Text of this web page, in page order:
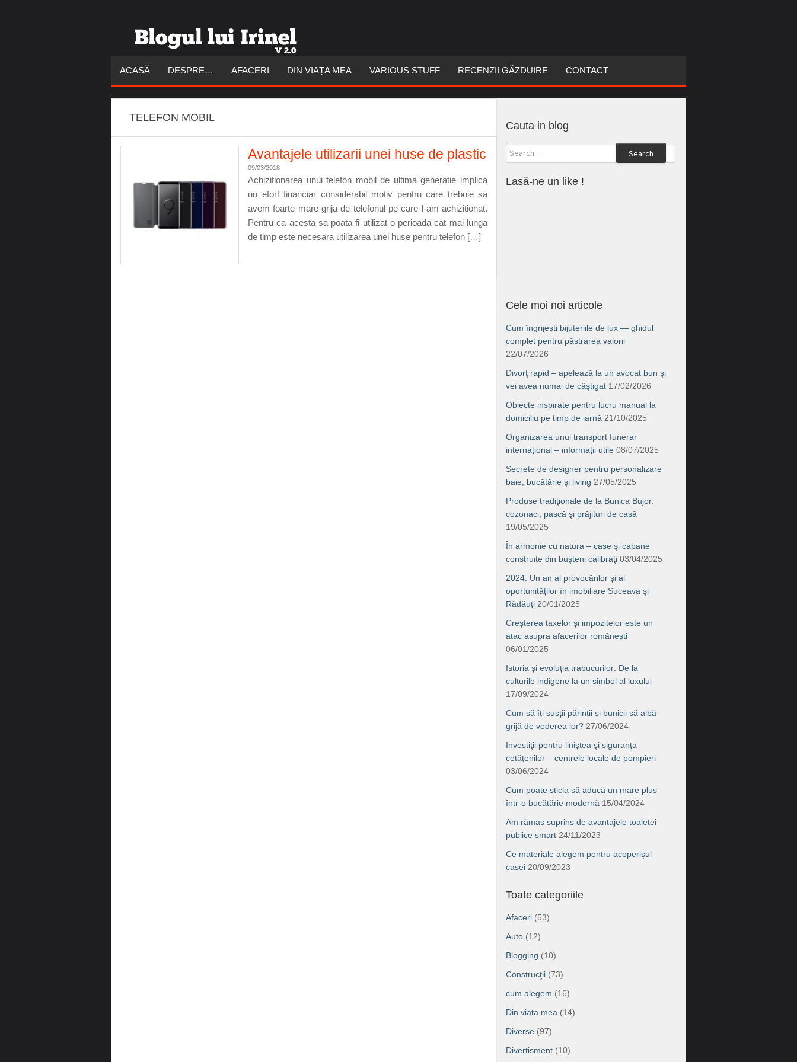
ACASĂ DESPRE… AFACERI DIN VIAȚA MEA VARIOUS STUFF RECENZII GĂZDUIRE CONTACT
TELEFON MOBIL
Avantajele utilizarii unei huse de plastic
09/03/2018
Achizitionarea unui telefon mobil de ultima generatie implica
un efort financiar considerabil motiv pentru care trebuie sa
avem foarte mare grija de telefonul pe care l-am achizitionat.
Pentru ca acesta sa poata fi utilizat o perioada cat mai lunga
de timp este necesara utilizarea unei huse pentru telefon […]
Cauta in blog
Search
Lasă-ne un like !
Cele moi noi articole
Cum îngrijești bijuteriile de lux — ghidul
complet pentru păstrarea valorii
22/07/2026
Divorţ rapid – apelează la un avocat bun şi
vei avea numai de câştigat 17/02/2026
Obiecte inspirate pentru lucru manual la
domiciliu pe timp de iarnă 21/10/2025
Organizarea unui transport funerar
internaţional – informaţii utile 08/07/2025
Secrete de designer pentru personalizare
baie, bucătărie şi living 27/05/2025
Produse tradiţionale de la Bunica Bujor:
cozonaci, pască şi prăjituri de casă
19/05/2025
În armonie cu natura – case şi cabane
construite din buşteni calibraţi 03/04/2025
2024: Un an al provocărilor și al
oportunităților în imobiliare Suceava şi
Rădăuţi 20/01/2025
Creșterea taxelor și impozitelor este un
atac asupra afacerilor românești
06/01/2025
Istoria și evoluția trabucurilor: De la
culturile indigene la un simbol al luxului
17/09/2024
Cum să îți susții părinții și bunicii să aibă
grijă de vederea lor? 27/06/2024
Investiţii pentru liniştea şi siguranţa
cetăţenilor – centrele locale de pompieri
03/06/2024
Cum poate sticla să aducă un mare plus
într-o bucătărie modernă 15/04/2024
Am rămas suprins de avantajele toaletei
publice smart 24/11/2023
Ce materiale alegem pentru acoperişul
casei 20/09/2023
Toate categoriile
Afaceri (53)
Auto (12)
Blogging (10)
Construcţii (73)
cum alegem (16)
Din viața mea (14)
Diverse (97)
Divertisment (10)